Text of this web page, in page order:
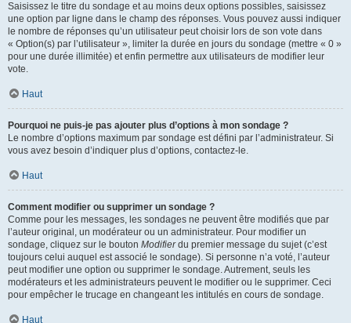
Saisissez le titre du sondage et au moins deux options possibles, saisissez
une option par ligne dans le champ des réponses. Vous pouvez aussi indiquer
le nombre de réponses qu’un utilisateur peut choisir lors de son vote dans
« Option(s) par l’utilisateur », limiter la durée en jours du sondage (mettre « 0 »
pour une durée illimitée) et enfin permettre aux utilisateurs de modifier leur
vote.
Haut
Pourquoi ne puis-je pas ajouter plus d’options à mon sondage ?
Le nombre d’options maximum par sondage est défini par l’administrateur. Si
vous avez besoin d’indiquer plus d’options, contactez-le.
Haut
Comment modifier ou supprimer un sondage ?
Comme pour les messages, les sondages ne peuvent être modifiés que par
l’auteur original, un modérateur ou un administrateur. Pour modifier un
sondage, cliquez sur le bouton Modifierdu premier message du sujet (c’est
toujours celui auquel est associé le sondage). Si personne n’a voté, l’auteur
peut modifier une option ou supprimer le sondage. Autrement, seuls les
modérateurs et les administrateurs peuvent le modifier ou le supprimer. Ceci
pour empêcher le trucage en changeant les intitulés en cours de sondage.
Haut